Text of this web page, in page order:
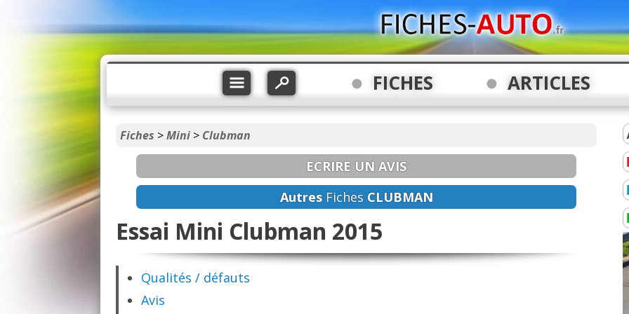
FICHES ARTICLES
Fiches >Mini > Clubman
ECRIRE UN AVIS
AutresFiches CLUBMAN
Essai Mini Clubman 2015
Qualités / défauts
Avis